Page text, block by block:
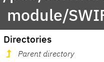
module/
Directories
Parent directory